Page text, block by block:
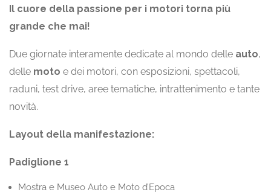
Il cuore della passione per i motori torna più
grande che mai!
Due giornate interamente dedicate al mondo delle auto,
delle moto e dei motori, con esposizioni, spettacoli,
raduni, test drive, aree tematiche, intrattenimento e tante
novità.
Layout della manifestazione:
Padiglione 1
Mostra e Museo Auto e Moto d’Epoca